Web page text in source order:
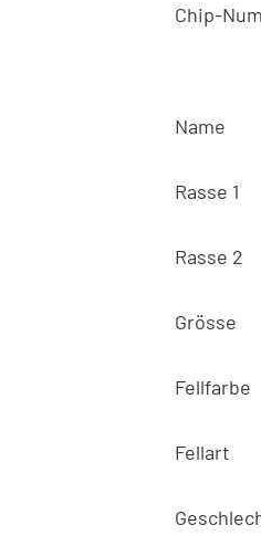
Chip-
Name
Rasse 1
Rasse 2
Grösse
Fellfarbe
Fellart